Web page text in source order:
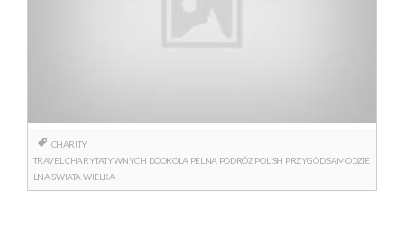
CHARITY
TRAVEL CHARYTATYWNYCH DOOKOLA PELNA PODRÓZ POLISH PRZYGÓDSAMODZIE
LNA SWIATA WIELKA